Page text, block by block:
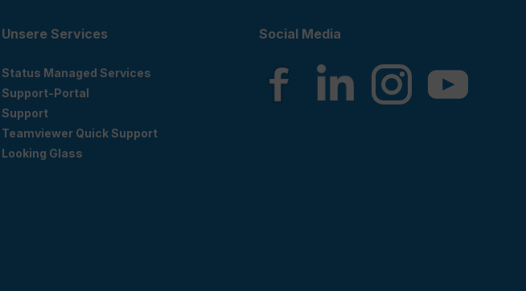
Unsere Services
Status Managed Services
Support-Portal
Support
Teamviewer Quick Support
Looking Glass
Social Media